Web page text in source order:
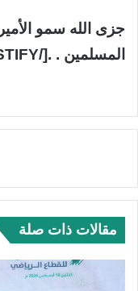
جزى الله سمو
المسلمين . .[/JUSTIFY]
مقالات ذات صلة